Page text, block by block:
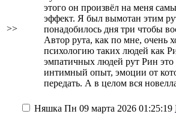
>>
этого он произвёл на меня
эффект. Я был вымотан этим
понадобилось дня три чтобы
Автор рута, как по мне, очень
психологию таких людей как
эмпатичных людей рут Рин это
интимный опыт, эмоции от
передать. А в целом вся
Няшка Пн 09 марта 2026 01:25:19